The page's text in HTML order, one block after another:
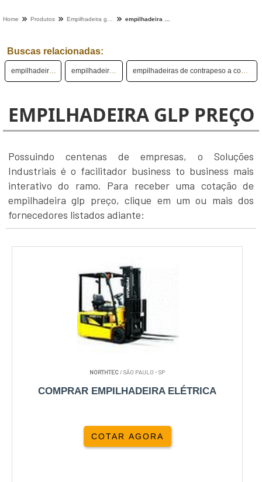
Home Produtos
Buscas relacionadas:
empilhadeira glp 40l 7 empilhadeira a gás glp empilhadeiras de contrapeso a combustão glp 7 toneladas
EMPILHADEIRA GLP PREÇO
Possuindo centenas de empresas, o Soluções
Industriais é o facilitador business to business mais
interativo do ramo. Para receber uma cotação de
empilhadeira glp preço, clique em um ou mais dos
fornecedores listados adiante:
NORTHTEC/ SÃO PAULO - SP
COMPRAR EMPILHADEIRA ELÉTRICA
COTAR AGORA